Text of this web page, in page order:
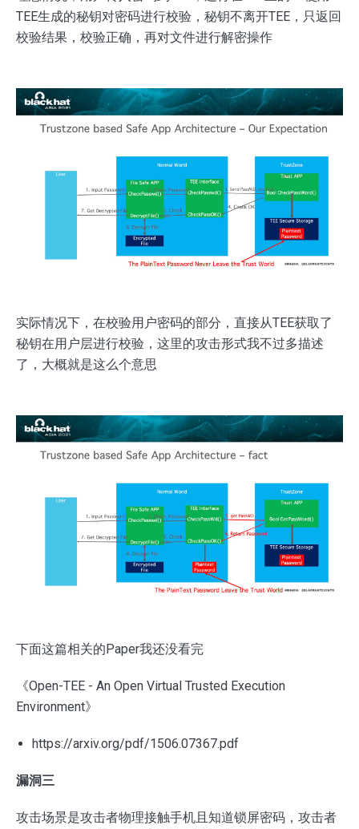
TEE生成的秘钥对密码进行校验，秘钥不离开TEE，只返回
校验结果，校验正确，再对文件进行解密操作
实际情况下，在校验用户密码的部分，直接从TEE获取了
秘钥在用户层进行校验，这里的攻击形式我不过多描述
了，大概就是这么个意思
下面这篇相关的Paper我还没看完
《Open-TEE - An Open Virtual Trusted Execution
Environment》
https://arxiv.org/pdf/1506.07367.pdf
漏洞三
攻击场景是攻击者物理接触手机且知道锁屏密码，攻击者